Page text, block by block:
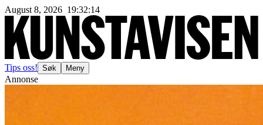
August 8, 2026 19:32:17
Tips oss! Søk Meny
Annonse